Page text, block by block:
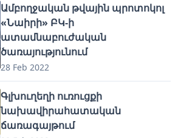
Ամբողջական թվային պրոտոկոլ
«Նաիրի» ԲԿ-ի
ատամնաբուժական
ծառայությունում
28 Feb 2022
Գլխուղեղի ուռուցքի
նախավիրահատական
ճառագայթում